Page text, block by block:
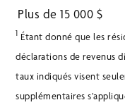
Plus de 15 000 $
1 Étant donné que les
déclarations de revenus
taux indiqués visent
supplémentaires